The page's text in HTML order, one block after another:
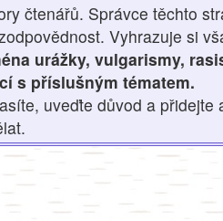
čtenářů. Správce těchto
Vyhrazuje si
urážky, vulgarismy,
s příslušným tématem.
uveďte důvod a přidejte